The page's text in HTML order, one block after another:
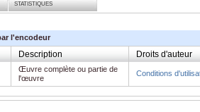
STATISTIQUES
l'encodeur
Description Droits d'auteur
Œuvre complète ou partie de
l'œuvre
Conditions